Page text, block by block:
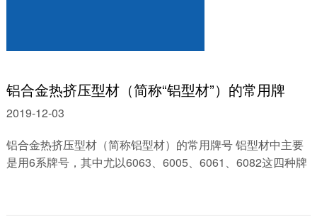
铝合金热挤压型材（简称“铝型材”）的常用牌
2019-12-03
铝合金热挤压型材（简称铝型材）的常用牌号 铝型材中主要
是用6系牌号，其中尤以6063、6005、6061、6082这四种牌